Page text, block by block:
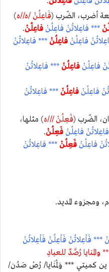
أضرب، الضّرب (فَاعِلُنْ /ه//ه)
*** فاعِلاتُنْ فاعِلُنْ فاعِلُنْ.
فاعِلُنْ فاعِلُنْ *** فاعِلاتُنْ
فاعِلُنْ فاعِلُنْ *** فاعِلاتُنْ
فاعِلُنْ فاعِلُنْ *** فاعِلاتُنْ
الضّرب (فَعِلُنْ ///ه) مثلها،
فاعِلُنْ فَعِلُنْ.
فاعِلُنْ فَعِلُنْ *** فاعِلاتُنْ
ومجزوء المديد.
*** فَاْعِلاتُنْ فَاْعِلُنْ فَاْعِلاتُنْ
رُصَّدٌ للعبادِ
كميتي *** وَلْمَنايا/ رُصْ صَدُن/